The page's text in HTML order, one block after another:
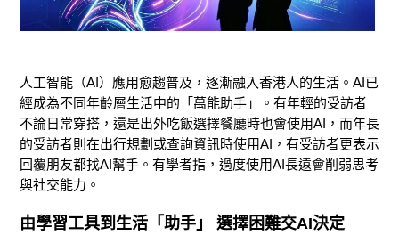
人工智能（AI）應用愈趨普及，逐漸融入香港人的生活。AI已
經成為不同年齡層生活中的「萬能助手」。有年輕的受訪者
不論日常穿搭，還是出外吃飯選擇餐廳時也會使用AI，而年長
的受訪者則在出行規劃或查詢資訊時使用AI，有受訪者更表示
回覆朋友都找AI幫手。有學者指，過度使用AI長遠會削弱思考
與社交能力。
由學習工具到生活「助手」 選擇困難交AI決定